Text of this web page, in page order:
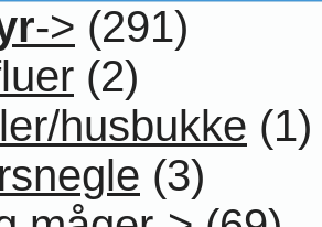
-> (291)
(2)
husbukke (1)
(3)